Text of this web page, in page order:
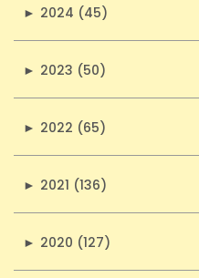
► 2024 (45)
► 2023 (50)
► 2022 (65)
► 2021 (136)
► 2020 (127)